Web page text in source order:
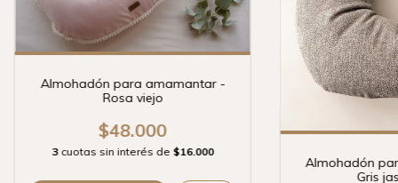
Almohadón para amamantar -
Rosa viejo
$48.000
3 cuotas sin interés de $16.000
Almohadón
Gris